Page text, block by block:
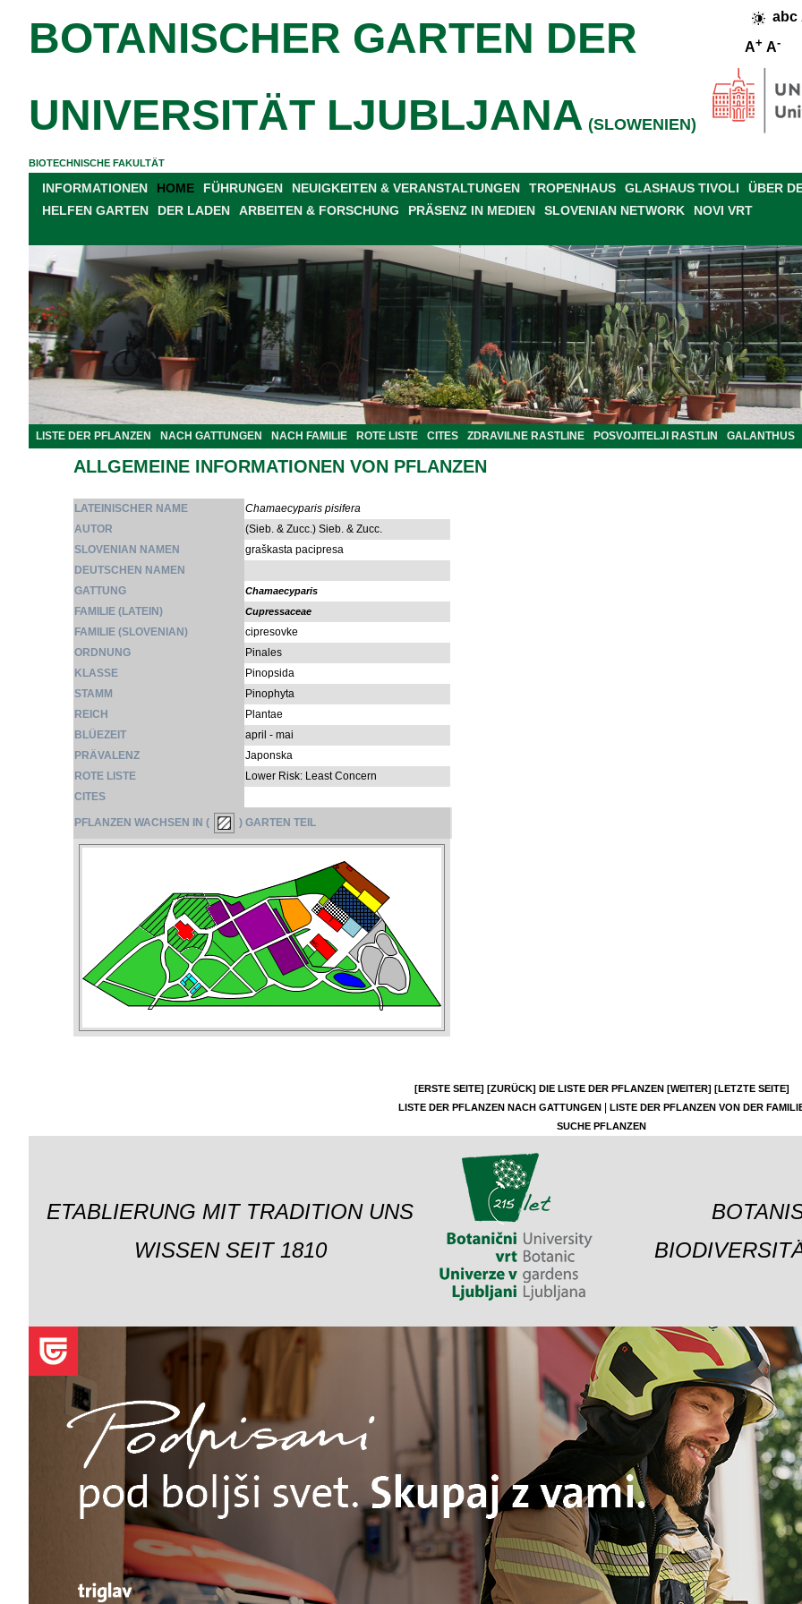
abc
A+ A-
BOTANISCHER GARTEN DER
UNIVERSITÄT LJUBLJANA (SLOWENIEN)
BIOTECHNISCHE FAKULTÄT
INFORMATIONEN HOME FÜHRUNGEN NEUIGKEITEN & VERANSTALTUNGEN TROPENHAUS GLASHAUS TIVOLI
ÜBER
HELFEN GARTEN
DER LADEN ARBEITEN & FORSCHUNG PRÄSENZ IN MEDIEN SLOVENIAN NETWORK NOVI VRT
LISTE DER PFLANZEN NACH GATTUNGEN NACH FAMILIE ROTE LISTE CITES ZDRAVILNE RASTLINE POSVOJITELJI RASTLIN GALANTHUS
ALLGEMEINE INFORMATIONEN VON PFLANZEN
LATEINISCHER NAME
Chamaecyparis pisifera
AUTOR
(Sieb. & Zucc.) Sieb. & Zucc.
SLOVENIAN NAMEN
graškasta pacipresa
DEUTSCHEN NAMEN
GATTUNG
Chamaecyparis
FAMILIE (LATEIN) Cupressaceae
FAMILIE (SLOVENIAN)
cipresovke
ORDNUNG
Pinales
KLASSE
Pinopsida
STAMM
Pinophyta
REICH
Plantae
BLÜEZEIT
april - mai
PRÄVALENZ
Japonska
ROTE LISTE
Lower Risk: Least Concern
CITES
PFLANZEN WACHSEN IN ( ) GARTEN TEIL
[ERSTE SEITE] [ZURÜCK] DIE LISTE DER PFLANZEN [WEITER] [LETZTE SEITE]
LISTE DER PFLANZEN NACH GATTUNGEN
LISTE DER PFLANZEN VON DER
SUCHE PFLANZEN
ETABLIERUNG MIT TRADITION UNS
WISSEN SEIT 1810